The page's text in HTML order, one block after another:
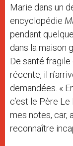
Marie dans un
encyclopédie
pendant
dans la maison
De santé fragile
récente, il
demandées. «
c’est le Père
mes notes, car,
reconnaître